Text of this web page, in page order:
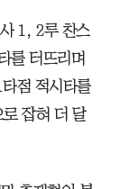
1, 2루 찬스
를 터뜨리며
점 적시타를
잡혀 더 달